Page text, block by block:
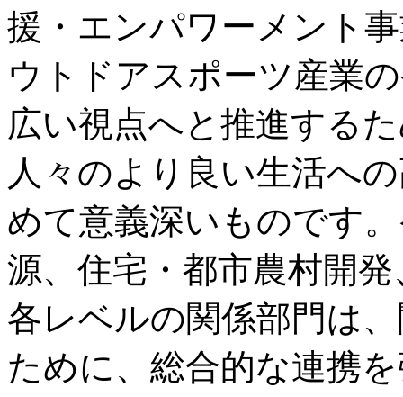
援・エンパワーメント
ウトドアスポーツ産業
広い視点へと推進する
人々のより良い生活へ
めて意義深いものです
源、住宅・都市農村開
各レベルの関係部門は
ために、総合的な連携